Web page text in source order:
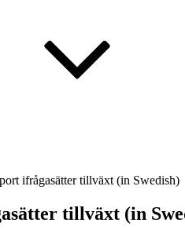
ifrågasätter tillväxt (in Swedish)
tillväxt (in